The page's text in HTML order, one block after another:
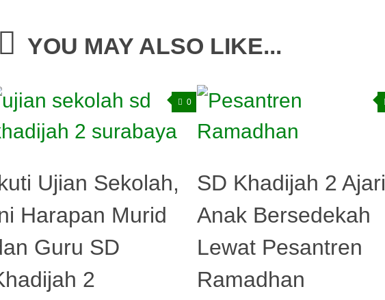
YOU MAY ALSO LIKE...
0
Ujian Sekolah,
Harapan Murid
Guru SD
2
SD Khadijah 2 Ajari
Anak Bersedekah
Lewat Pesantren
Ramadhan